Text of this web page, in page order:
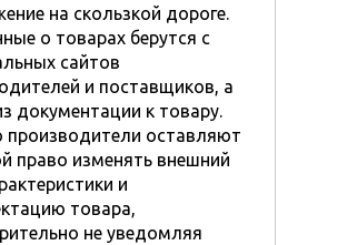
на скользкой дороге.
о товарах берутся с
сайтов
и поставщиков, а
документации к товару.
производители оставляют
право изменять внешний
и
товара,
не уведомляя